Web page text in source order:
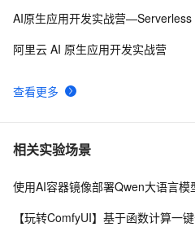
查看更多
AI原生应用开发实战营—Serverless
阿里云 AI 原生应用开发实战营
相关实验场景
使用AI容器镜像部署Qwen大语言模
【玩转ComfyUI】基于函数计算一